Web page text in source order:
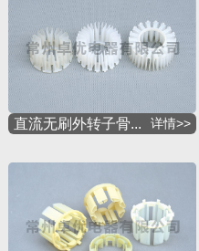
直流无刷外转子骨... 详情>>